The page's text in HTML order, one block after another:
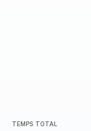
TEMPS TOTAL